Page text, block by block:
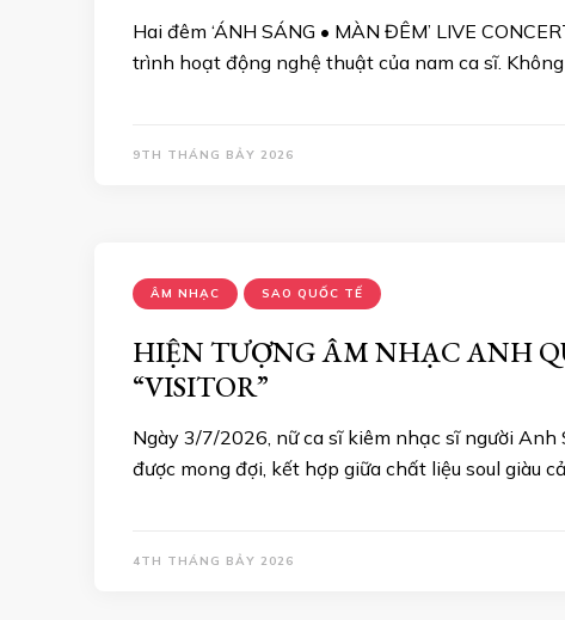
Hai đêm ‘ÁNH SÁNG • MÀN ĐÊM’ LIVE
trình hoạt động nghệ thuật của nam ca sĩ.
9TH THÁNG BẢY 2026
ÂM NHẠC SAO QUỐC TẾ
HIỆN TƯỢNG ÂM NHẠC ANH
“VISITOR”
Ngày 3/7/2026, nữ ca sĩ kiêm nhạc sĩ người
được mong đợi, kết hợp giữa chất liệu soul giàu
4TH THÁNG BẢY 2026